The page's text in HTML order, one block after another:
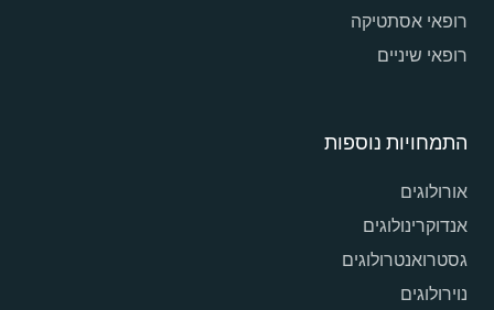
רופאי אסתטיקה
רופאי שיניים
התמחויות נוספות
אורולוגים
אנדוקרינולוגים
גסטרואנטרולוגים
נוירולוגים